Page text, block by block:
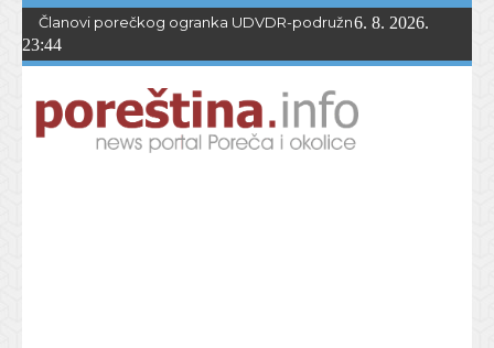
Članovi porečkog ogranka UDVDR-podružnice Istarske
6. 8. 2026.
23:44